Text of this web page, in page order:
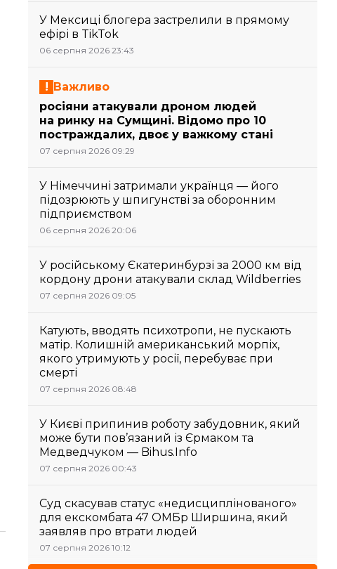
У Мексиці блогера застрелили в прямому
ефірі в TikTok
06 серпня 2026 23:43
Важливо
росіяни атакували дроном людей
на ринку на Сумщині. Відомо про 10
постраждалих, двоє у важкому стані
07 серпня 2026 09:29
У Німеччині затримали українця — його
підозрюють у шпигунстві за оборонним
підприємством
06 серпня 2026 20:06
У російському Єкатеринбурзі за 2000 км від
кордону дрони атакували склад Wildberries
07 серпня 2026 09:05
Катують, вводять психотропи, не пускають
матір. Колишній американський морпіх,
якого утримують у росії, перебуває при
смерті
07 серпня 2026 08:48
У Києві припинив роботу забудовник, який
може бути пов’язаний із Єрмаком та
Медведчуком — Bihus.Info
07 серпня 2026 00:43
Суд скасував статус «недисциплінованого»
для екскомбата 47 ОМБр Ширшина, який
заявляв про втрати людей
07 серпня 2026 10:12